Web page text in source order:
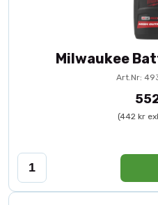
Milwaukee
Art.Nr:
(442 kr